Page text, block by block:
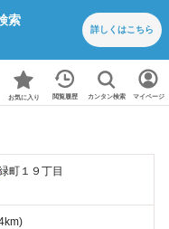
索
詳しくはこちら
お気に入り 閲覧履歴 カンタン検索 マイページ
町１９丁目